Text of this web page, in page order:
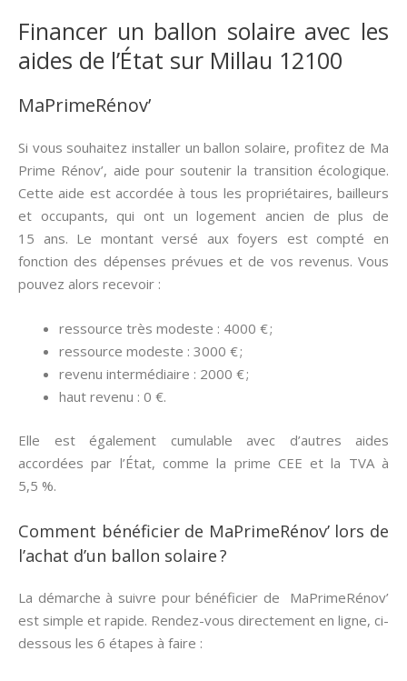
Financer un ballon solaire avec les
aides de l’État sur Millau 12100
MaPrimeRénov’
Si vous souhaitez installer un ballon solaire, profitez de Ma
Prime Rénov’, aide pour soutenir la transition écologique.
Cette aide est accordée à tous les propriétaires, bailleurs
et occupants, qui ont un logement ancien de plus de
15 ans. Le montant versé aux foyers est compté en
fonction des dépenses prévues et de vos revenus. Vous
pouvez alors recevoir :
ressource très modeste : 4000 € ;
ressource modeste : 3000 € ;
revenu intermédiaire : 2000 € ;
haut revenu : 0 €.
Elle est également cumulable avec d’autres aides
accordées par l’État, comme la prime CEE et la TVA à
5,5 %.
Comment bénéficier de MaPrimeRénov’ lors de
l’achat d’un ballon solaire ?
La démarche à suivre pour bénéficier de MaPrimeRénov’
est simple et rapide. Rendez-vous directement en ligne, ci-
dessous les 6 étapes à faire :